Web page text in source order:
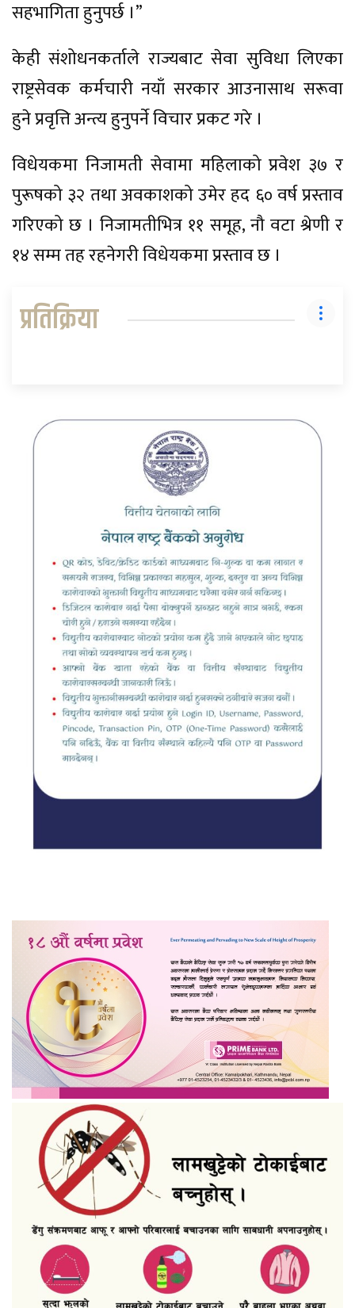
सहभागिता हुनुपर्छ ।”
केही संशोधनकर्ताले राज्यबाट सेवा सुविधा लिएका
राष्ट्रसेवक कर्मचारी नयाँ सरकार आउनासाथ सरूवा
हुने प्रवृत्ति अन्त्य हुनुपर्ने विचार प्रकट गरे ।
विधेयकमा निजामती सेवामा महिलाको प्रवेश ३७ र
पुरूषको ३२ तथा अवकाशको उमेर हद ६० वर्ष प्रस्ताव
गरिएको छ । निजामतीभित्र ११ समूह, नौ वटा श्रेणी र
१४ सम्म तह रहनेगरी विधेयकमा प्रस्ताव छ ।
प्रतिक्रिया